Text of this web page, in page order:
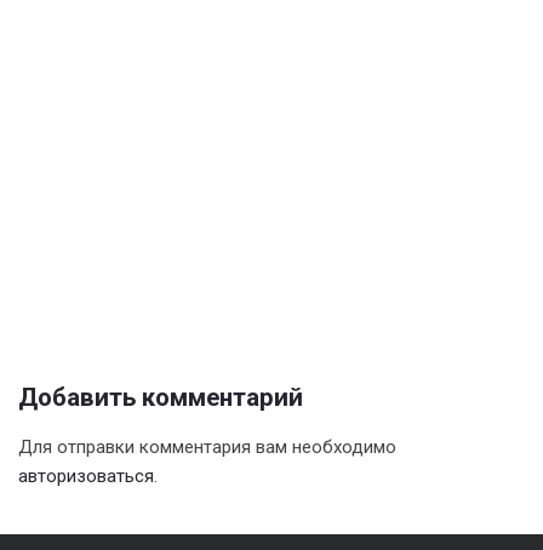
Добавить комментарий
Для отправки комментария вам необходимо
авторизоваться